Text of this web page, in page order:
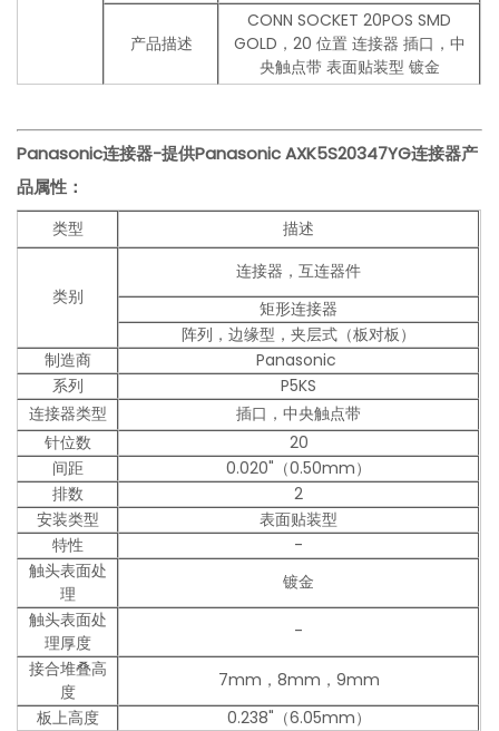
产品描述
CONN SOCKET 20POS SMD
GOLD，20 位置 连接器 插口，中
央触点带 表面贴装型 镀金
Panasonic连接器-提供PanasonicAXK5S20347YG连接器产
品属性：
类型 描述
类别
连接器，互连器件
矩形连接器
阵列，边缘型，夹层式（板对板）
制造商
Panasonic
系列
P5KS
连接器类型
插口，中央触点带
针位数
20
间距
0.020"（0.50mm）
排数
2
安装类型
表面贴装型
特性
-
触头表面处
理
镀金
触头表面处
理厚度
-
接合堆叠高
度
7mm，8mm，9mm
板上高度
0.238"（6.05mm）